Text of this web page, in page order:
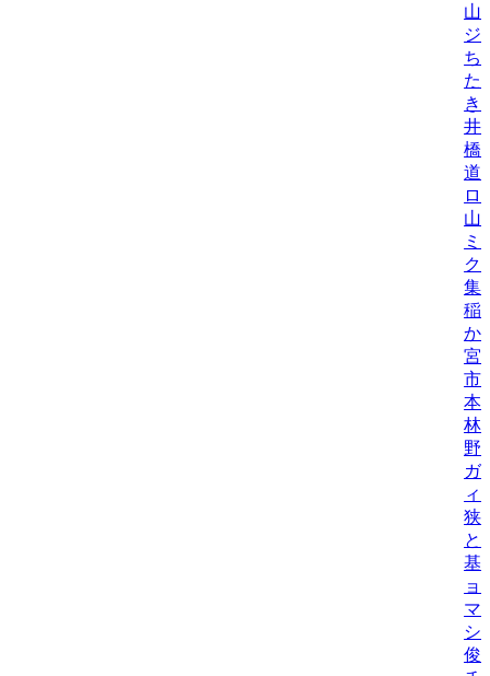
山
ジ
ち
た
き
井
橋
道
ロ
山
ミ
ク
集
稲
か
宮
市
本
林
野
ガ
ィ
狭
と
基
ョ
マ
シ
俊